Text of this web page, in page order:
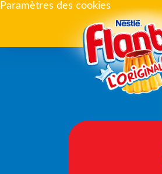
Paramètres des cookies